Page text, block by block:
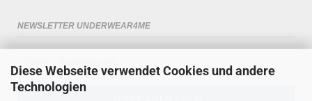
Diese Webseite verwendet Cookies und andere
Technologien
NEWSLETTER UNDERWEAR4ME